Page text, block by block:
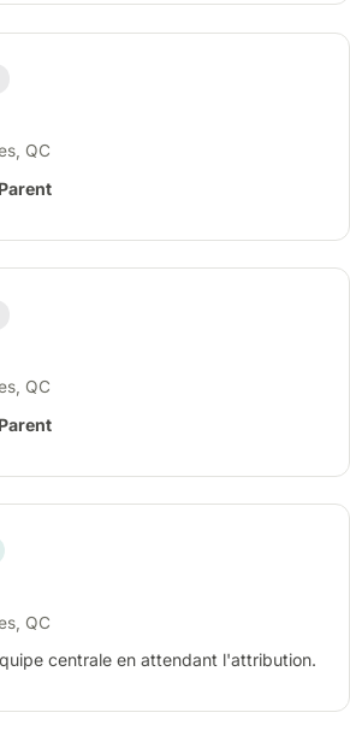
QC
QC
QC
centrale en attendant l'attribution.